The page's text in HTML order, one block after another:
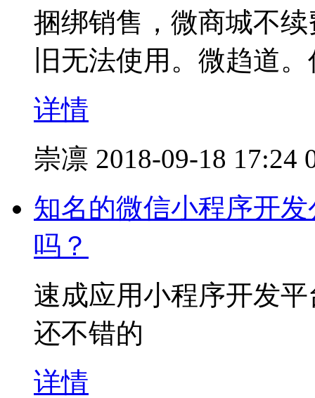
捆绑销售，微商城不
旧无法使用。微趋道
详情
崇凛 2018-09-18 17:24
知名的微信小程序开
吗？
速成应用小程序开发
还不错的
详情